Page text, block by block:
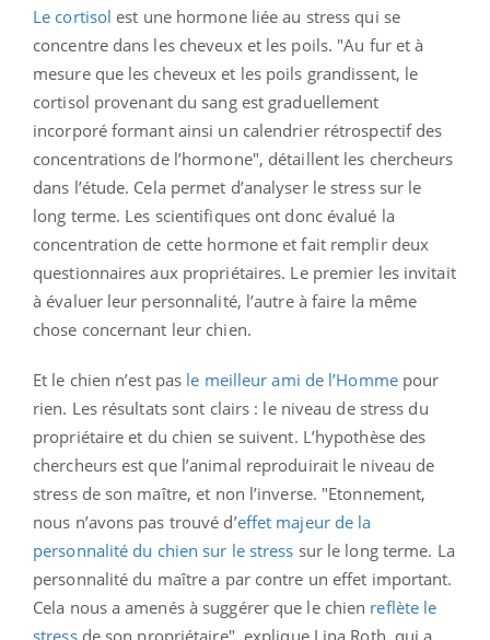
Le cortisol est une hormone liée au stress qui se
concentre dans les cheveux et les poils. "Au fur et à
mesure que les cheveux et les poils grandissent, le
cortisol provenant du sang est graduellement
incorporé formant ainsi un calendrier rétrospectif des
concentrations de l’hormone", détaillent les chercheurs
dans l’étude. Cela permet d’analyser le stress sur le
long terme. Les scientifiques ont donc évalué la
concentration de cette hormone et fait remplir deux
questionnaires aux propriétaires. Le premier les invitait
à évaluer leur personnalité, l’autre à faire la même
chose concernant leur chien.
Et le chien n’est pas le meilleur ami de l’Hommepour
rien. Les résultats sont clairs : le niveau de stress du
propriétaire et du chien se suivent. L’hypothèse des
chercheurs est que l’animal reproduirait le niveau de
stress de son maître, et non l’inverse. "Etonnement,
nous n’avons pas trouvé d’effet majeur de la
personnalité du chien sur le stress sur le long terme. La
personnalité du maître a par contre un effet important.
Cela nous a amenés à suggérer que le chien reflète le
stressde son propriétaire", explique Lina Roth, qui a